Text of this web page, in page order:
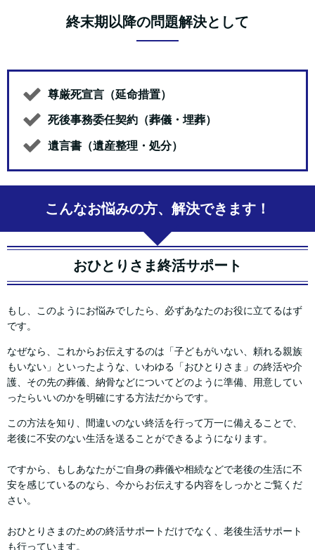
終末期以降の問題解決として
尊厳死宣言（延命措置）
死後事務委任契約（葬儀・埋葬）
遺言書（遺産整理・処分）
こんなお悩みの方、解決できます！
おひとりさま終活サポート
もし、このようにお悩みでしたら、必ずあなたのお役に立てるはず
です。
なぜなら、これからお伝えするのは「子どもがいない、頼れる親族
もいない」といったような、いわゆる「おひとりさま」の終活や介
護、その先の葬儀、納骨などについてどのように準備、用意してい
ったらいいのかを明確にする方法だからです。
この方法を知り、間違いのない終活を行って万一に備えることで、
老後に不安のない生活を送ることができるようになります。
ですから、もしあなたがご自身の葬儀や相続などで老後の生活に不
安を感じているのなら、今からお伝えする内容をしっかとご覧くだ
さい。
おひとりさまのための終活サポートだけでなく、老後生活サポート
も行っています。